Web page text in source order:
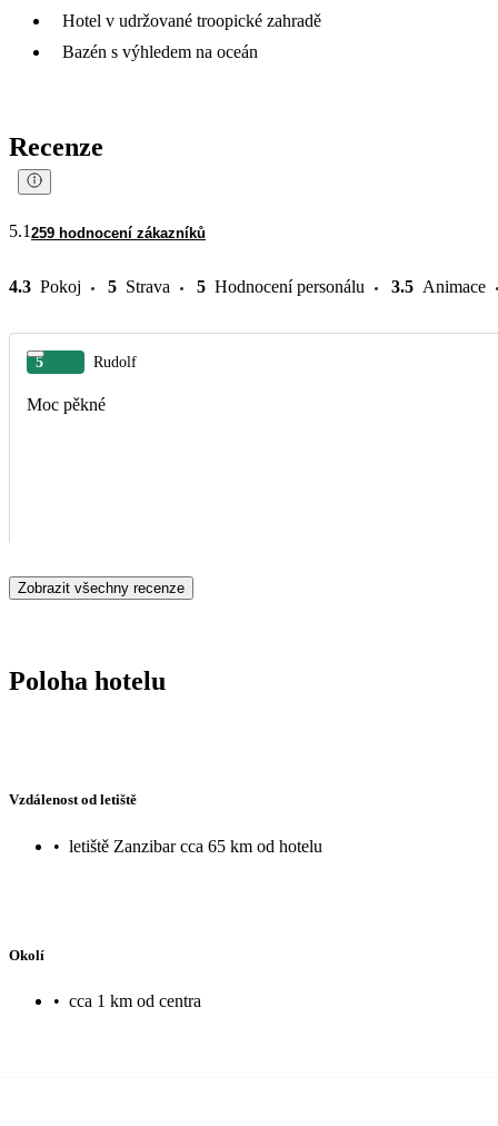
Hotel v udržované troopické zahradě
Bazén s výhledem na oceán
Recenze
5.1 259 hodnocení zákazníků
4.3 Pokoj 5 Strava 5 Hodnocení personálu 3.5 Animace
5 Rudolf
Moc pěkné
Zobrazit všechny recenze
Poloha hotelu
Vzdálenost od letiště
• letiště Zanzibar cca 65 km od hotelu
Okolí
• cca 1 km od centra